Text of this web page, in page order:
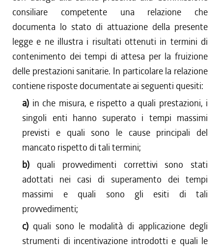
consiliare competente una relazione che
documenta lo stato di attuazione della presente
legge e ne illustra i risultati ottenuti in termini di
contenimento dei tempi di attesa per la fruizione
delle prestazioni sanitarie. In particolare la relazione
contiene risposte documentate ai seguenti quesiti:
a) in che misura, e rispetto a quali prestazioni, i
singoli enti hanno superato i tempi massimi
previsti e quali sono le cause principali del
mancato rispetto di tali termini;
b) quali provvedimenti correttivi sono stati
adottati nei casi di superamento dei tempi
massimi e quali sono gli esiti di tali
provvedimenti;
c) quali sono le modalità di applicazione degli
strumenti di incentivazione introdotti e quali le